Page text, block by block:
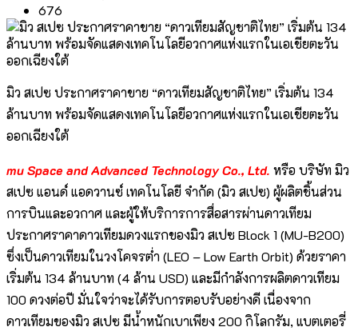
676
มิว สเปซ ประกาศราคาขาย “ดาวเทียมสัญชาติไทย” เริ่มต้น 134
ล้านบาท พร้อมจัดแสดงเทคโนโลยีอวกาศแห่งแรกในเอเชียตะวัน
ออกเฉียงใต้
mu Space and Advanced Technology Co., Ltd. หรือ บริษัท มิว
สเปซ แอนด์ แอดวานซ์ เทคโนโลยี จำกัด (มิว สเปซ) ผู้ผลิตชิ้นส่วน
การบินและอวกาศ และผู้ให้บริการการสื่อสารผ่านดาวเทียม
ประกาศราคาดาวเทียมดวงแรกของมิว สเปซ Block 1 (MU-B200)
ซึ่งเป็นดาวเทียมในวงโคจรต่ำ (LEO – Low Earth Orbit) ด้วยราคา
เริ่มต้น 134 ล้านบาท (4 ล้าน USD) และมีกำลังการผลิตดาวเทียม
100 ดวงต่อปี มั่นใจว่าจะได้รับการตอบรับอย่างดี เนื่องจาก
ดาวเทียมของมิว สเปซ มีน้ำหนักเบาเพียง 200 กิโลกรัม, แบตเตอรี่